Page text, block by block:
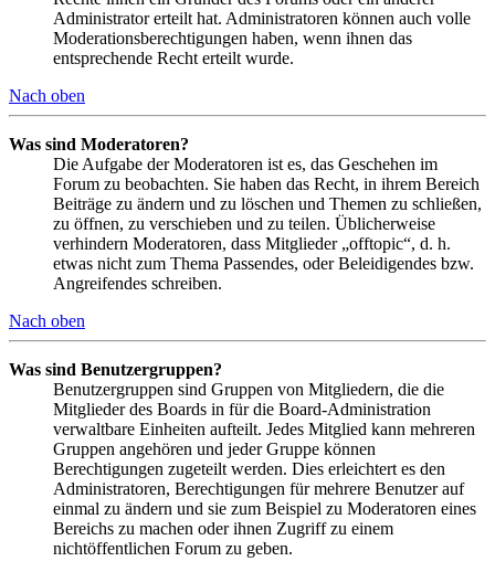
Administrator erteilt hat. Administratoren können auch volle
Moderationsberechtigungen haben, wenn ihnen das
entsprechende Recht erteilt wurde.
Nach oben
Was sind Moderatoren?
Die Aufgabe der Moderatoren ist es, das Geschehen im
Forum zu beobachten. Sie haben das Recht, in ihrem Bereich
Beiträge zu ändern und zu löschen und Themen zu schließen,
zu öffnen, zu verschieben und zu teilen. Üblicherweise
verhindern Moderatoren, dass Mitglieder „offtopic“, d. h.
etwas nicht zum Thema Passendes, oder Beleidigendes bzw.
Angreifendes schreiben.
Nach oben
Was sind Benutzergruppen?
Benutzergruppen sind Gruppen von Mitgliedern, die die
Mitglieder des Boards in für die Board-Administration
verwaltbare Einheiten aufteilt. Jedes Mitglied kann mehreren
Gruppen angehören und jeder Gruppe können
Berechtigungen zugeteilt werden. Dies erleichtert es den
Administratoren, Berechtigungen für mehrere Benutzer auf
einmal zu ändern und sie zum Beispiel zu Moderatoren eines
Bereichs zu machen oder ihnen Zugriff zu einem
nichtöffentlichen Forum zu geben.